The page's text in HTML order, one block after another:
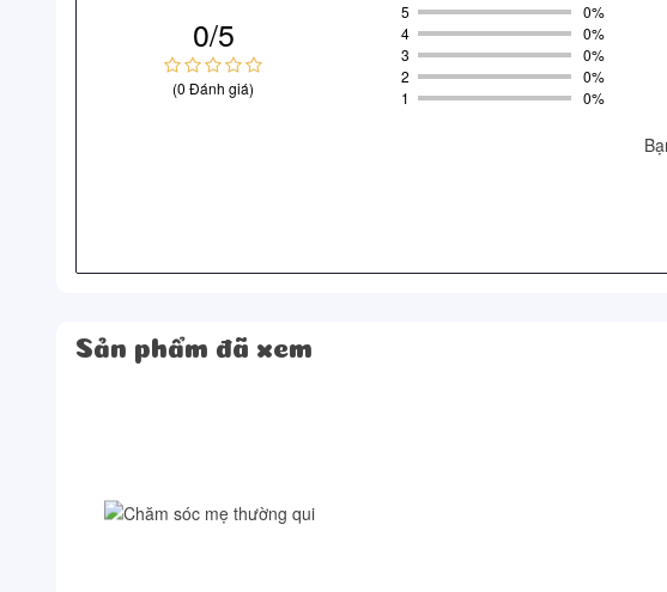
0/5
(0 Đánh giá)
5
0%
4
0%
3
0%
2
0%
1
0%
Sản phẩm đã xem